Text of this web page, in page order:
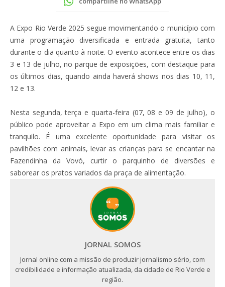
A Expo Rio Verde 2025 segue movimentando o município com
uma programação diversificada e entrada gratuita, tanto
durante o dia quanto à noite. O evento acontece entre os dias
3 e 13 de julho, no parque de exposições, com destaque para
os últimos dias, quando ainda haverá shows nos dias 10, 11,
12 e 13.
Nesta segunda, terça e quarta-feira (07, 08 e 09 de julho), o
público pode aproveitar a Expo em um clima mais familiar e
tranquilo. É uma excelente oportunidade para visitar os
pavilhões com animais, levar as crianças para se encantar na
Fazendinha da Vovó, curtir o parquinho de diversões e
saborear os pratos variados da praça de alimentação.
JORNAL SOMOS
Jornal online com a missão de produzir jornalismo sério, com
credibilidade e informação atualizada, da cidade de Rio Verde e
região.